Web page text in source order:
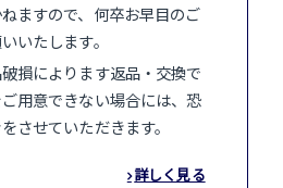
ますので、何卒お早目のご
いたします。
損によります返品・交換で
用意できない場合には、恐
させていただきます。
詳しく見る